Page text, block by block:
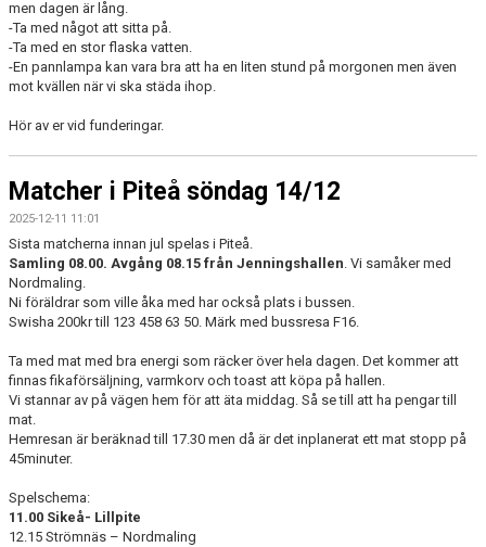
men dagen är lång.
-Ta med något att sitta på.
-Ta med en stor flaska vatten.
-En pannlampa kan vara bra att ha en liten stund på morgonen men även
mot kvällen när vi ska städa ihop.
Hör av er vid funderingar.
Matcher i Piteå söndag 14/12
2025-12-11 11:01
Sista matcherna innan jul spelas i Piteå.
Samling 08.00. Avgång 08.15 från Jenningshallen. Vi samåker med
Nordmaling.
Ni föräldrar som ville åka med har också plats i bussen.
Swisha 200kr till 123 458 63 50. Märk med bussresa F16.
Ta med mat med bra energi som räcker över hela dagen. Det kommer att
finnas fikaförsäljning, varmkorv och toast att köpa på hallen.
Vi stannar av på vägen hem för att äta middag. Så se till att ha pengar till
mat.
Hemresan är beräknad till 17.30 men då är det inplanerat ett mat stopp på
45minuter.
Spelschema:
11.00 Sikeå- Lillpite
12.15 Strömnäs – Nordmaling